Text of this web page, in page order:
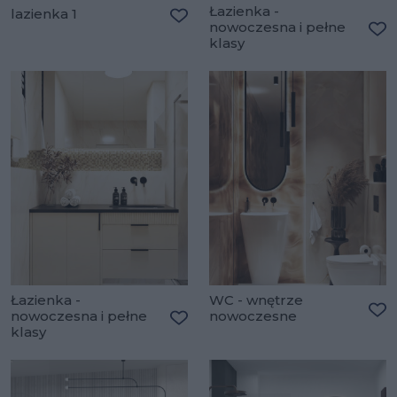
lazienka 1
Dodaj do ulubionych
Łazienka -
nowoczesna i pełne
klasy
Łazienka -
nowoczesna i pełne
klasy
WC - wnętrze
nowoczesne